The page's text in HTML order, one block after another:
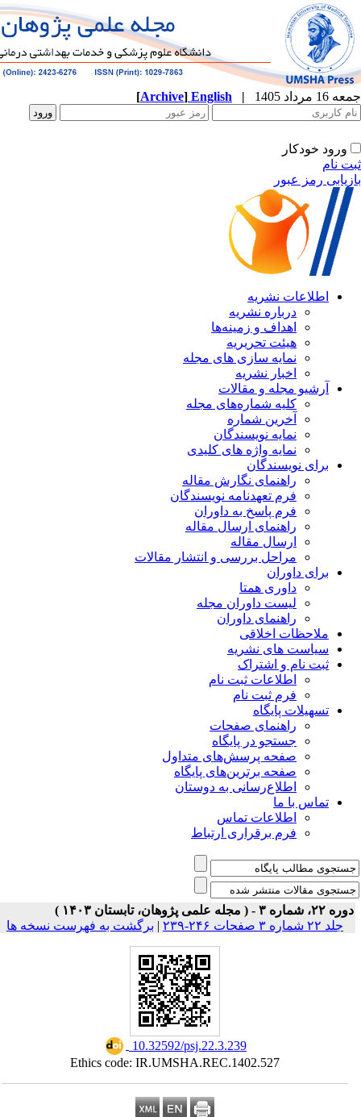
|
English
[ Archive]
های مجله
مجله
های کلیدی
نگارش مقاله
نویسندگان
به داوران
ارسال مقاله
و انتشار مقالات
مجله
متداول
پایگاه
به دوستان
ارتباط
| برگشت به فهرست نسخه ها
‎ 10.32592/psj.22.3.239
Ethics code: